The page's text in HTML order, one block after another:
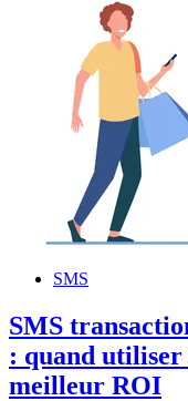
SMS
SMS
: quand utiliser
meilleur ROI